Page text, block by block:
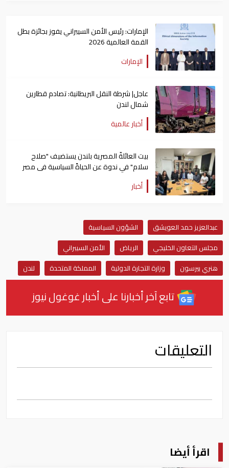
الإمارات: رئيس الأمن السيبراني يفوز بجائزة بطل
القمة العالمية 2026
الإمارات
عاجل| شرطة النقل البريطانية: تصادم قطارين
شمال لندن
أخبار عالمية
بيت العائلةّ المصرية بلندن يستضيف "صلاح
سلام" في ندوة عن الحياةً السياسية فى مصر
أخبار
عبدالعزيز حمد العويشق
الشؤون السياسية
مجلس التعاون الخليجي
الرياض
الأمن السيبراني
هنري بيرسون
وزارة التجارة الدولية المملكة المتحدة لندن
تابع آخر أخبارنا على أخبار غوغول نيوز
التعليقات
اقرأ أيضا